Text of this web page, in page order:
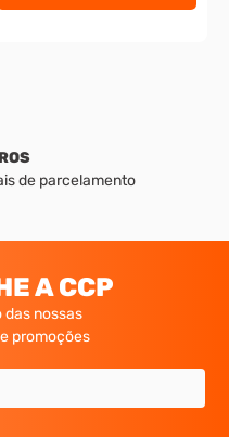
de parcelamento
A CCP
das nossas
promoções